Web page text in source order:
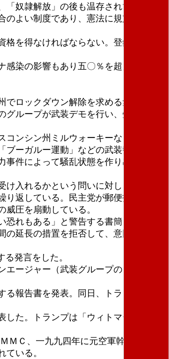
奴隷解放」の後も温存されてきたと
よい制度であり、憲法に規定された
を得なければならない。登録制度は
染の影響もあり五〇％を超えると予
ロックダウン解除を求める集会が開
ループが武装デモを行い、州議会前
ンシン州ミルウォーキーなどのＢＬ
ーガルー運動」などの武装勢力が活
件によって騒乱状態を作り出すこと
入れるかという問いに対し、「単純
返している。民主党が郵便投票を通
圧を扇動している。
れもある」と警告する書簡を出し
延長の措置を拒否して、意図的に郵
発言をした。
ージャー（武装グループのメンバ
報告書を発表。同日、トランプは
た。トランプは「ウィトマー知事打
Ｃ、一九九四年に元空軍幹部のノー
いる。